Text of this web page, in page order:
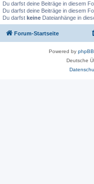
Du darfst deine Beiträge in diesem
Du darfst deine Beiträge in diesem
Du darfst keine Dateianhänge in
Forum-Startseite
Powered by phpBB
Deutsche